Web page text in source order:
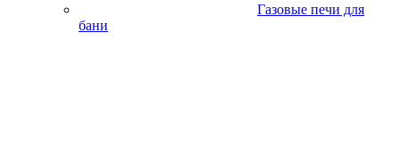
Газовые печи для
бани